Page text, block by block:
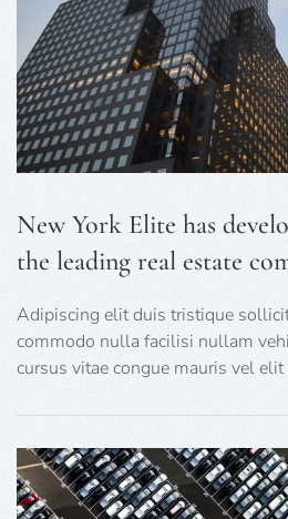
New York Elite has
the leading real estate
Adipiscing elit duis tristique
commodo nulla facilisi nullam
cursus vitae congue mauris vel elit